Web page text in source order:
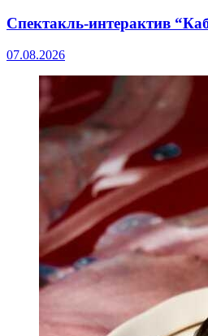
Спектакль-интерактив
07.08.2026